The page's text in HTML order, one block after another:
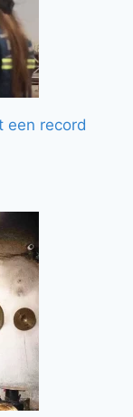
een record